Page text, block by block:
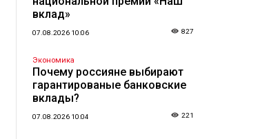
вклад»
07.08.2026 10:06 827
Экономика
Почему россияне выбирают
гарантированые банковские
вклады?
07.08.2026 10:04 221